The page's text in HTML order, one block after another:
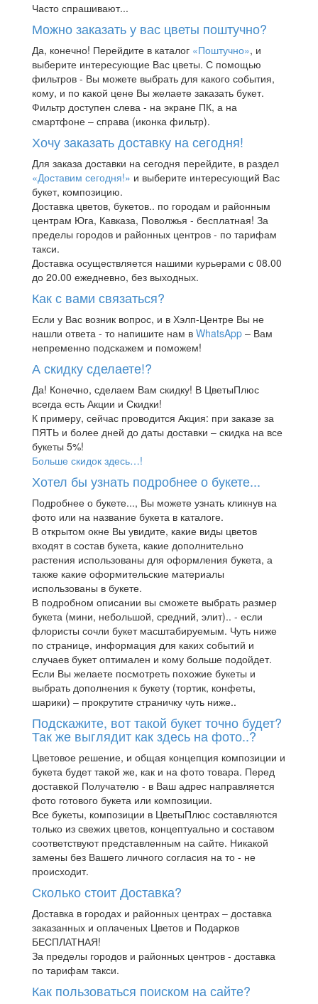
Часто спрашивают...
Можно заказать у вас цветы поштучно?
Да, конечно! Перейдите в каталог «Поштучно», и
выберите интересующие Вас цветы. С помощью
фильтров - Вы можете выбрать для какого события,
кому, и по какой цене Вы желаете заказать букет.
Фильтр доступен слева - на экране ПК, а на
смартфоне – справа (иконка фильтр).
Хочу заказать доставку на сегодня!
Для заказа доставки на сегодня перейдите, в раздел
«Доставим сегодня!» и выберите интересующий Вас
букет, композицию.
Доставка цветов, букетов.. по городам и районным
центрам Юга, Кавказа, Поволжья - бесплатная! За
пределы городов и районных центров - по тарифам
такси.
Доставка осуществляется нашими курьерами с 08.00
до 20.00 ежедневно, без выходных.
Как с вами связаться?
Если у Вас возник вопрос, и в Хэлп-Центре Вы не
нашли ответа - то напишите нам в WhatsApp – Вам
непременно подскажем и поможем!
А скидку сделаете!?
Да! Конечно, сделаем Вам скидку! В ЦветыПлюс
всегда есть Акции и Скидки!
К примеру, сейчас проводится Акция: при заказе за
ПЯТЬ и более дней до даты доставки – скидка на все
букеты 5%!
Больше скидок здесь…!
Хотел бы узнать подробнее о букете...
Подробнее о букете..., Вы можете узнать кликнув на
фото или на название букета в каталоге.
В открытом окне Вы увидите, какие виды цветов
входят в состав букета, какие дополнительно
растения использованы для оформления букета, а
также какие оформительские материалы
использованы в букете.
В подробном описании вы сможете выбрать размер
букета (мини, небольшой, средний, элит).. - если
флористы сочли букет масштабируемым. Чуть ниже
по странице, информация для каких событий и
случаев букет оптимален и кому больше подойдет.
Если Вы желаете посмотреть похожие букеты и
выбрать дополнения к букету (тортик, конфеты,
шарики) – прокрутите страничку чуть ниже..
Подскажите, вот такой букет точно будет?
Так же выглядит как здесь на фото..?
Цветовое решение, и общая концепция композиции и
букета будет такой же, как и на фото товара. Перед
доставкой Получателю - в Ваш адрес направляется
фото готового букета или композиции.
Все букеты, композиции в ЦветыПлюс составляются
только из свежих цветов, концептуально и составом
соответствуют представленным на сайте. Никакой
замены без Вашего личного согласия на то - не
происходит.
Сколько стоит Доставка?
Доставка в городах и районных центрах – доставка
заказанных и оплаченых Цветов и Подарков
БЕСПЛАТНАЯ!
За пределы городов и районных центров - доставка
по тарифам такси.
Как пользоваться поиском на сайте?